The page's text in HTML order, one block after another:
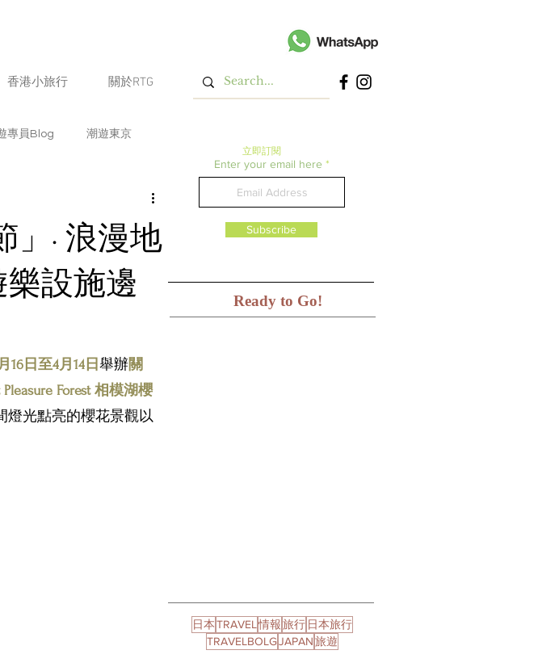
香港小旅行 關於RTG
專員Blog 潮遊東京
」· 浪漫地
樂設施邊
16日至4月14日 舉辦關
Pleasure Forest 相模湖櫻
燈光點亮的櫻花景觀以
Ready to Go!
日本TRAVEL 情報旅行 日本旅行
TRAVELBOLGJAPAN旅遊
立即​訂閱
Enter your email here
Subscribe